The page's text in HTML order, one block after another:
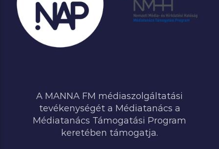
A MANNA FM médiaszolgáltatási
tevékenységét a Médiatanács a
Médiatanács Támogatási Program
keretében támogatja.